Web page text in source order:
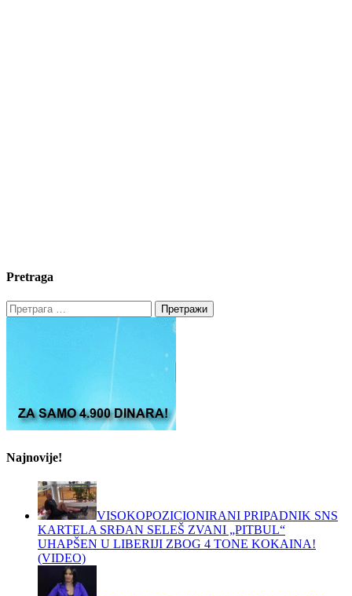
Pretraga
Претрага
за:
Najnovije!
VISOKOPOZICIONIRANI PRIPADNIK SNS
KARTELA SRĐAN SELEŠ ZVANI „PITBUL“
UHAPŠEN U LIBERIJI ZBOG 4 TONE KOKAINA!
(VIDEO)